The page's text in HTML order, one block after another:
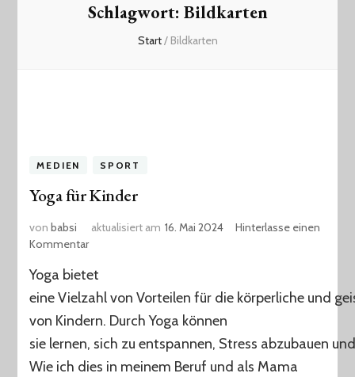
Schlagwort: Bildkarten
Start/ Bildkarten
MEDIEN SPORT
Yoga für Kinder
vonbabsi aktualisiert am 16. Mai 2024
Hinterlasse einen
Kommentarzu
für
Kinder
Yoga bietet
eine Vielzahl von Vorteilen für die körperliche und
von Kindern. Durch Yoga können
sie lernen, sich zu entspannen, Stress abzubauen
Wie ich dies in meinem Beruf und als Mama